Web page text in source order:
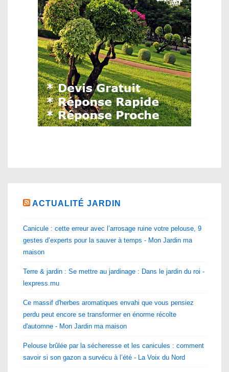
ACTUALITÉ JARDIN
Canicule : cette erreur avec l’arrosage ruine votre pelouse, 9
gestes d’experts pour la sauver à temps - Mon Jardin ma
maison
Terre & jardin : Se mettre au jardinage : Dans le jardin du roi -
lexpress.mu
Ce massif d'herbes aromatiques envahi que vous pensiez
perdu peut encore se transformer en énorme récolte
d'automne - Mon Jardin ma maison
Pelouse brûlée par la sécheresse et les canicules : comment
savoir si son gazon a survécu à l’été - La Voix du Nord